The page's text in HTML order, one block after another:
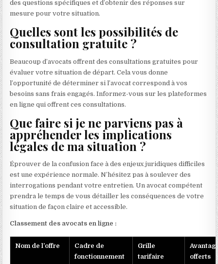
des questions spécifiques et d’obtenir des réponses sur
mesure pour votre situation.
Quelles sont les possibilités de
consultation gratuite ?
Beaucoup d’avocats offrent des consultations gratuites pour
évaluer votre situation de départ. Cela vous donne
l’opportunité de déterminer si l’avocat correspond à vos
besoins sans frais engagés. Informez-vous sur les plateformes
en ligne qui offrent ces consultations.
Que faire si je ne parviens pas à
appréhender les implications
légales de ma situation ?
Éprouver de la confusion face à des enjeux juridiques difficiles
est une expérience normale. N’hésitez pas à soulever des
interrogations pendant votre entretien. Un avocat compétent
prendra le temps de vous détailler les conséquences de votre
situation de façon claire et accessible.
Classement des avocats en ligne :
Nom de l’offre
Cadre de
fonctionnement
Grille
tarifaire
offerts